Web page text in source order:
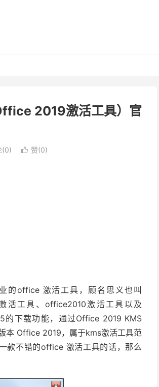
2019激活工具）官
(0)  赞(0)
的office 激活工具，顾名思义也叫
活工具、office2010激活工具以及
下载功能，通过Office 2019 KMS
本 Office 2019，属于kms激活工具范
款不错的office 激活工具的话，那么